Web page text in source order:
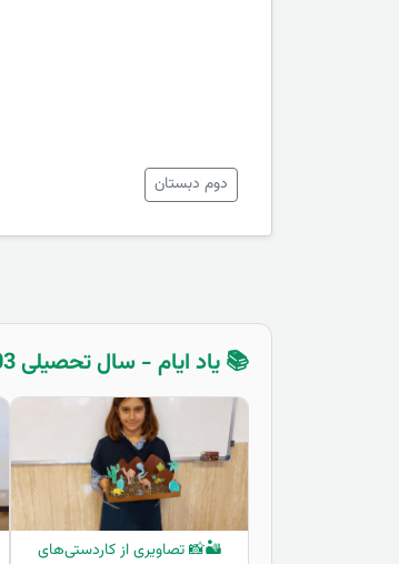
دوم دبستان
📚 یاد ایام - سال تحصیلی 1403-1404 - اول دبستان
🏜️📸 تصاویری از کاردستی‌های